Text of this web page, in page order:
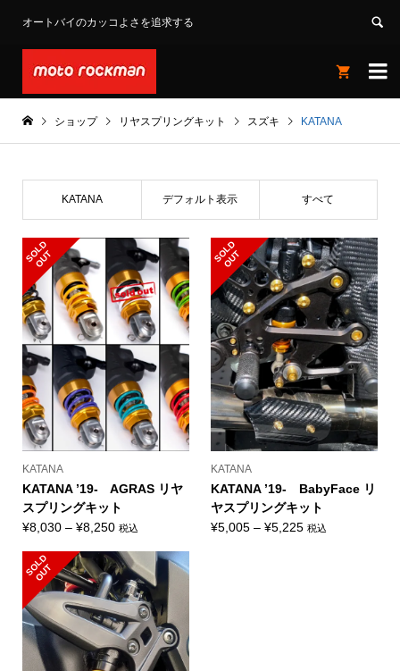
オートバイのカッコよさを追求する


ショップ リヤスプリングキット スズキ KATANA
KATANA デフォルト表示 すべて
S
O
L
D
O
U
T
KATANA
KATANA ’19- AGRAS リヤ
スプリングキット
¥8,030 – ¥8,250価
帯:
¥8,030
–
¥8,250
税込
S
O
L
D
O
U
T
KATANA
KATANA ’19- BabyFace リ
ヤスプリングキット
¥5,005 –¥5,225価税込
S
O
L
D
O
U
T